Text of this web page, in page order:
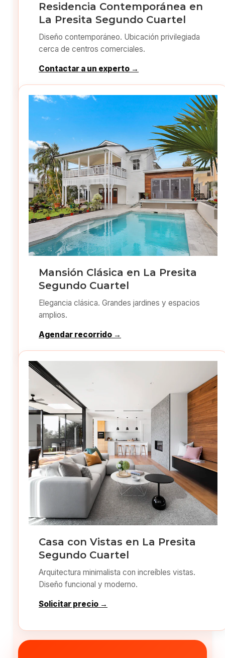
Residencia Contemporánea en
La Presita Segundo Cuartel
Diseño contemporáneo. Ubicación privilegiada
cerca de centros comerciales.
Contactar a un experto →
Mansión Clásica en La Presita
Segundo Cuartel
Elegancia clásica. Grandes jardines y espacios
amplios.
Agendar recorrido →
Casa con Vistas en La Presita
Segundo Cuartel
Arquitectura minimalista con increíbles vistas.
Diseño funcional y moderno.
Solicitar precio →